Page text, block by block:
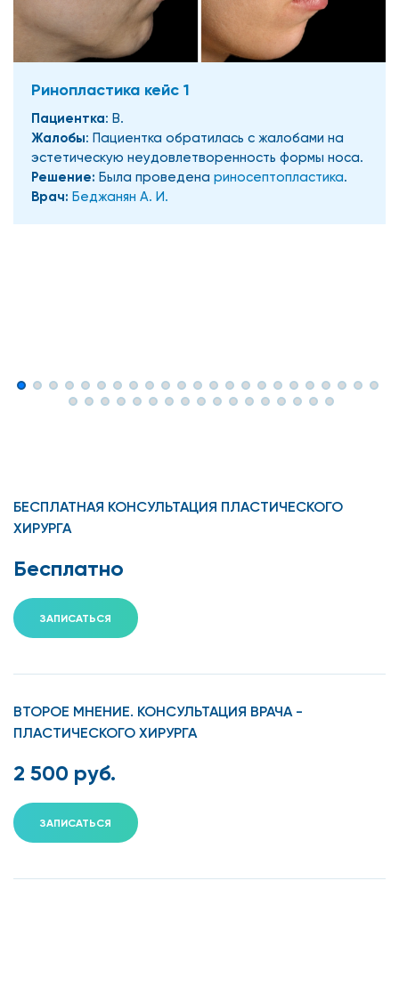
Ринопластика кейс 1
Пациентка: В.
Жалобы: Пациентка обратилась с жалобами на
эстетическую неудовлетворенность формы носа.
Решение: Была проведена риносептопластика.
Врач: Беджанян А. И.
БЕСПЛАТНАЯ КОНСУЛЬТАЦИЯ ПЛАСТИЧЕСКОГО
ХИРУРГА
Бесплатно
ЗАПИСАТЬСЯ
ВТОРОЕ МНЕНИЕ. КОНСУЛЬТАЦИЯ ВРАЧА -
ПЛАСТИЧЕСКОГО ХИРУРГА
2 500 руб.
ЗАПИСАТЬСЯ